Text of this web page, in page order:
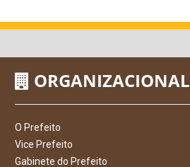
ORGANIZACIONAL
O Prefeito
Vice Prefeito
Gabinete do Prefeito